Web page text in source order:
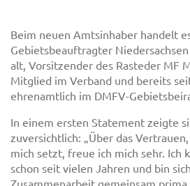
Beim neuen Amtsinhaber handelt
Gebietsbeauftragter
alt, Vorsitzender des Rasteder MF
Mitglied im Verband und bereits
ehrenamtlich im DMFV-
In einem ersten Statement zeigte
zuversichtlich: „Über das
mich setzt, freue ich mich sehr. Ich
schon seit vielen Jahren und bin
Zusammenarbeit gemeinsam